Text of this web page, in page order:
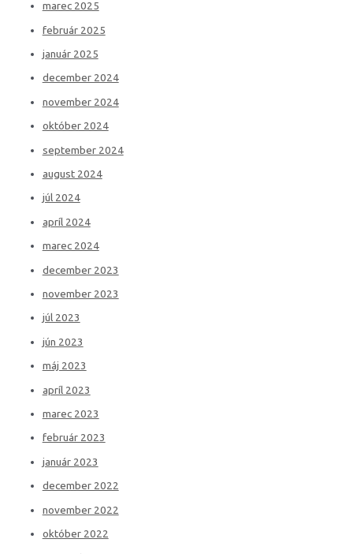
marec 2025
február 2025
január 2025
december 2024
november 2024
október 2024
september 2024
august 2024
júl 2024
apríl 2024
marec 2024
december 2023
november 2023
júl 2023
jún 2023
máj 2023
apríl 2023
marec 2023
február 2023
január 2023
december 2022
november 2022
október 2022